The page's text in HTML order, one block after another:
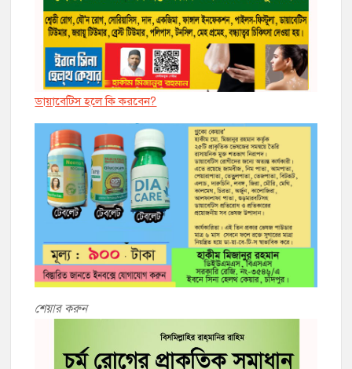
ডায়াবেট্সি হলে কি করবেন?
শেয়ার করুন